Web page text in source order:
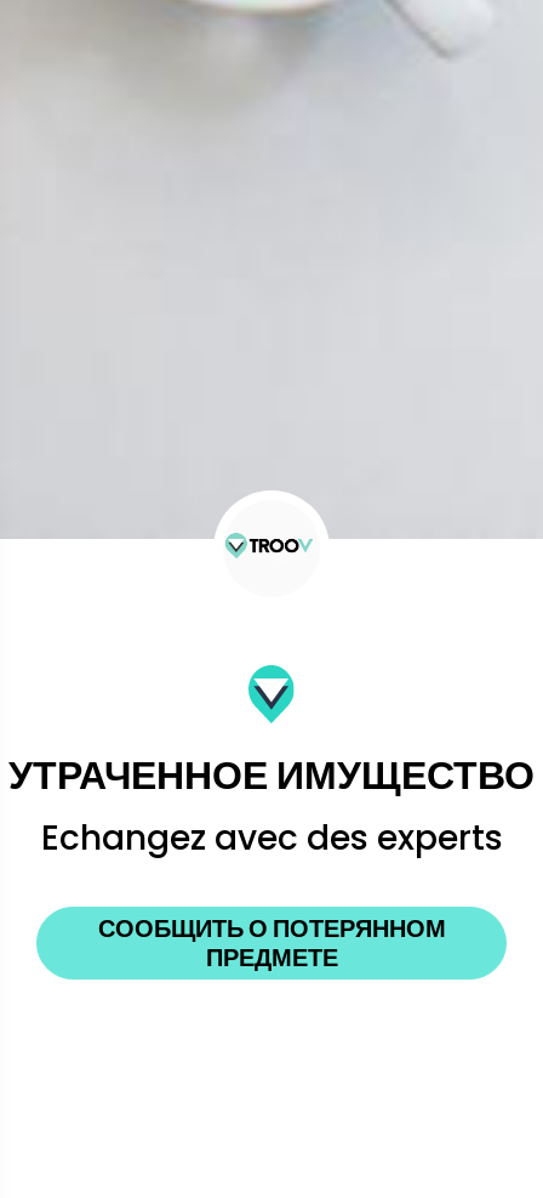
УТРАЧЕННОЕ ИМУЩЕСТВО
Echangez avec des experts
СООБЩИТЬ О ПОТЕРЯННОМ
ПРЕДМЕТЕ